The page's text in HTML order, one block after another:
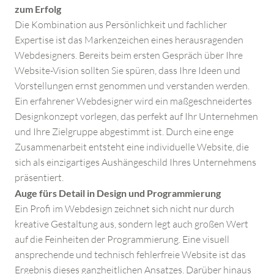
WEBSEITE ERSTELLEN LASSEN
PROGRAMMIERUNG VON WEBSEITEN​
IMMOBILIENMAKLER WEBSEITEN
zum Erfolg
Die Kombination aus Persönlichkeit und fachlicher
Expertise ist das Markenzeichen eines herausragenden
Webdesigners. Bereits beim ersten Gespräch über Ihre
Website-Vision sollten Sie spüren, dass Ihre Ideen und
Vorstellungen ernst genommen und verstanden werden.
Ein erfahrener Webdesigner wird ein maßgeschneidertes
Designkonzept vorlegen, das perfekt auf Ihr Unternehmen
und Ihre Zielgruppe abgestimmt ist. Durch eine enge
Zusammenarbeit entsteht eine individuelle Website, die
sich als einzigartiges Aushängeschild Ihres Unternehmens
präsentiert.
Auge fürs Detail in Design und Programmierung
Ein Profi im Webdesign zeichnet sich nicht nur durch
kreative Gestaltung aus, sondern legt auch großen Wert
auf die Feinheiten der Programmierung. Eine visuell
ansprechende und technisch fehlerfreie Website ist das
Ergebnis dieses ganzheitlichen Ansatzes. Darüber hinaus